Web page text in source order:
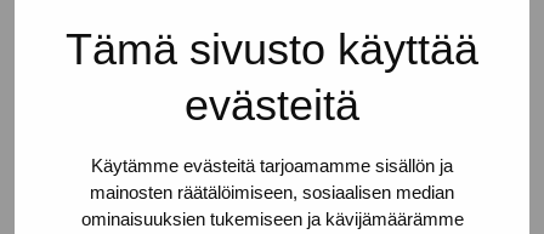
Tämä sivusto käyttää
evästeitä
Käytämme evästeitä tarjoamamme sisällön ja
mainosten räätälöimiseen, sosiaalisen median
ominaisuuksien tukemiseen ja kävijämäärämme